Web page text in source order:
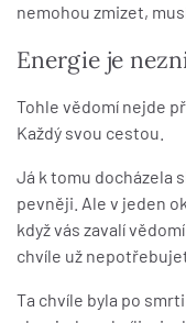
nemohou zmizet,
Energie je
Tohle vědomí nejde
Každý svou cestou.
Já k tomu docházela
pevněji. Ale v jeden
když vás zavalí
chvíle už
Ta chvíle byla po